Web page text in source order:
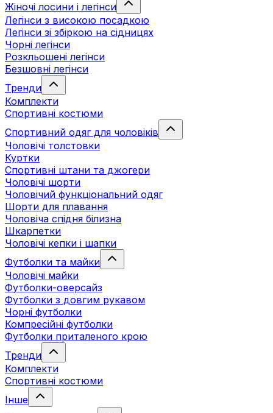
Жіночі лосини і легінси
Легінси з високою посадкою
Легінси зі збіркою на сідницях
Чорні легінси
Розкльошені легінси
Безшовні легінси
Тренди
Комплекти
Спортивні костюми
Спортивний одяг для чоловіків
Чоловічі толстовки
Куртки
Спортивні штани та джогери
Чоловічі шорти
Чоловічий функціональний одяг
Шорти для плавання
Чоловіча спідня білизна
Шкарпетки
Чоловічі кепки і шапки
Футболки та майки
Чоловічі майки
Футболки-оверсайз
Футболки з довгим рукавом
Чорні футболки
Компресійні футболки
Футболки приталеного крою
Тренди
Комплекти
Спортивні костюми
Інше